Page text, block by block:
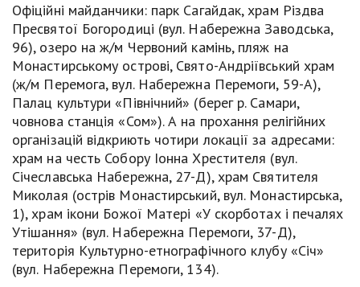
Офіційні майданчики: парк Сагайдак, храм Різдва
Пресвятої Богородиці (вул. Набережна Заводська,
96), озеро на ж/м Червоний камінь, пляж на
Монастирському острові, Свято-Андріївський храм
(ж/м Перемога, вул. Набережна Перемоги, 59-А),
Палац культури «Північний» (берег р. Самари,
човнова станція «Сом»). А на прохання релігійних
організацій відкриють чотири локації за адресами:
храм на честь Собору Іонна Хрестителя (вул.
Січеславська Набережна, 27-Д), храм Святителя
Миколая (острів Монастирський, вул. Монастирська,
1), храм ікони Божої Матері «У скорботах і печалях
Утішання» (вул. Набережна Перемоги, 37-Д),
територія Культурно-етнографічного клубу «Січ»
(вул. Набережна Перемоги, 134).